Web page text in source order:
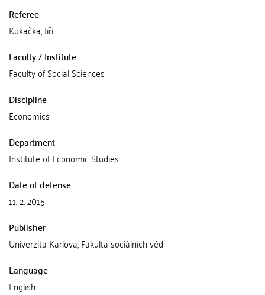
Referee
Kukačka, Jiří
Faculty / Institute
Faculty of Social Sciences
Discipline
Economics
Department
Institute of Economic Studies
Date of defense
11. 2. 2015
Publisher
Univerzita Karlova, Fakulta sociálních věd
Language
English